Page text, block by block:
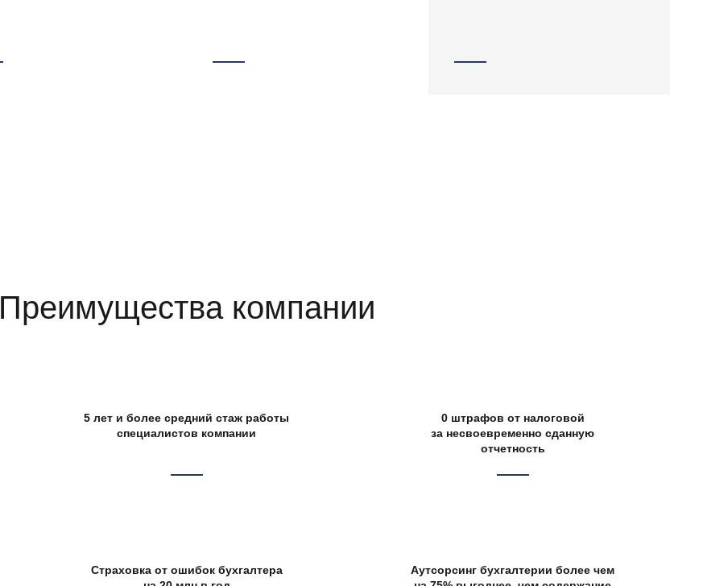
Преимущества компании
5 лет и более средний стаж работы
специалистов компании
0 штрафов от налоговой
за несвоевременно сданную
отчетность
Страховка от ошибок бухгалтера
Аутсорсинг бухгалтерии более чем